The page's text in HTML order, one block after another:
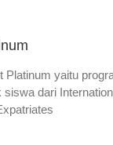
Platinum yaitu
siswa dari